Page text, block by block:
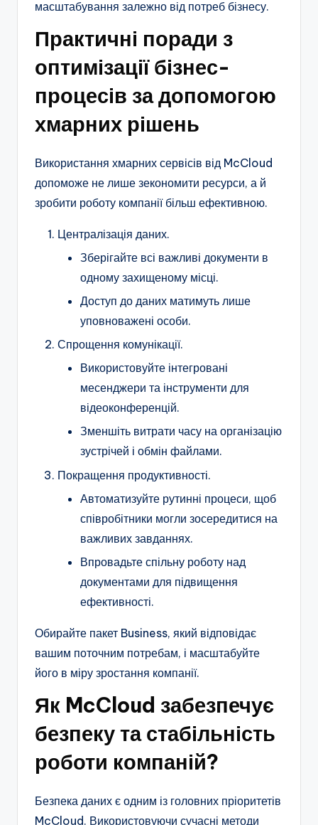
масштабування залежно від потреб бізнесу.
Практичні поради з
оптимізації бізнес-
процесів за допомогою
хмарних рішень
Використання хмарних сервісів від McCloud
допоможе не лише зекономити ресурси, а й
зробити роботу компанії більш ефективною.
Централізація даних.
Зберігайте всі важливі документи в
одному захищеному місці.
Доступ до даних матимуть лише
уповноважені особи.
Спрощення комунікації.
Використовуйте інтегровані
месенджери та інструменти для
відеоконференцій.
Зменшіть витрати часу на організацію
зустрічей і обмін файлами.
Покращення продуктивності.
Автоматизуйте рутинні процеси, щоб
співробітники могли зосередитися на
важливих завданнях.
Впровадьте спільну роботу над
документами для підвищення
ефективності.
Обирайте пакет Business, який відповідає
вашим поточним потребам, і масштабуйте
його в міру зростання компанії.
Як McCloud забезпечує
безпеку та стабільність
роботи компаній?
Безпека даних є одним із головних пріоритетів
McCloud. Використовуючи сучасні методи